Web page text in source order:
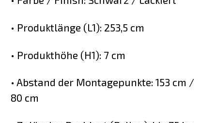
• Produktlänge (L1): 253,5 cm
• Produkthöhe (H1): 7 cm
• Abstand der Montagepunkte: 153 cm /
80 cm